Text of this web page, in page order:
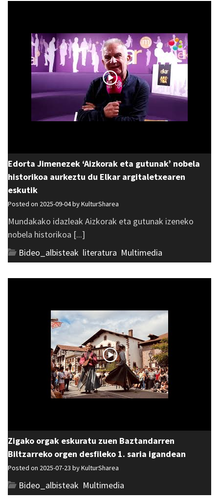
Edorta Jimenezek ‘Aizkorak eta gutunak’ nobela
historikoa aurkeztu du Elkar argitaletxearen
eskutik
Posted on 2025-09-04 byKulturSharea
Mundakako idazleak Aizkorak eta gutunak izeneko
nobela historikoa [...]
Bideo_albisteak literatura Multimedia
Zigako orgak eskuratu zuen Baztandarren
Biltzarreko orgen desfileko 1. saria igandean
Posted on 2025-07-23 byKulturSharea
Bideo_albisteak Multimedia